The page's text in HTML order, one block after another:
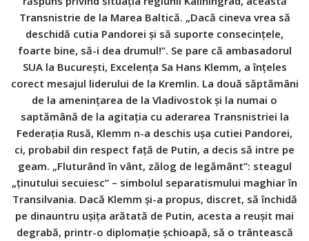
Transnistrie de la Marea Baltică. „Dacă cineva vrea să
deschidă cutia Pandorei şi să suporte consecinţele,
foarte bine, să-i dea drumul!”. Se pare că ambasadorul
SUA la Bucureşti, Excelenţa Sa Hans Klemm, a înţeles
corect mesajul liderului de la Kremlin. La două săptămâni
de la ameninţarea de la Vladivostok şi la numai o
saptămână de la agitaţia cu aderarea Transnistriei la
Federaţia Rusă, Klemm n-a deschis uşa cutiei Pandorei,
ci, probabil din respect faţă de Putin, a decis să intre pe
geam. „Fluturând în vânt, zălog de legământ”: steagul
„ţinutului secuiesc” – simbolul separatismului maghiar în
Transilvania. Dacă Klemm şi-a propus, discret, să închidă
pe dinauntru uşiţa arătată de Putin, acesta a reuşit mai
degrabă, printr-o diplomaţie şchioapă, să o trântească